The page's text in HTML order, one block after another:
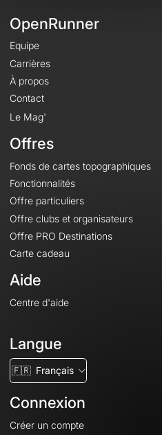
OpenRunner
Equipe
Carrières
À propos
Contact
Le Mag'
Offres
Fonds de cartes topographiques
Fonctionnalités
Offre particuliers
Offre clubs et organisateurs
Offre PRO Destinations
Carte cadeau
Aide
Centre d'aide
Langue
🇫🇷 Français
Connexion
Créer un compte